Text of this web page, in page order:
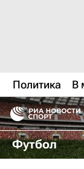
Политика В
Футбол